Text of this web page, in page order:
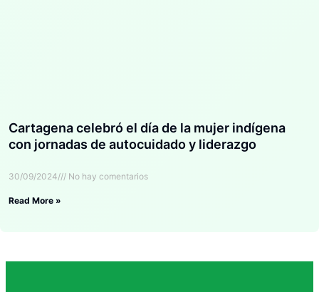
Cartagena celebró el día de la mujer indígena
con jornadas de autocuidado y liderazgo
30/09/2024 No hay comentarios
Read More »